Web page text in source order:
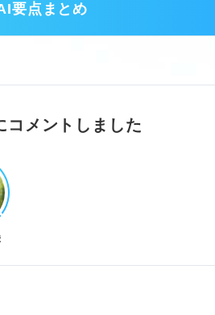
要点まとめ
えるアピールのカギ
化することが大切。
な活躍イメージを伝える。
表現と例文
イプ別に言い換える。
大きな強みになる。
力をアピールする。
ターンに挑戦した事例。
コメントしました